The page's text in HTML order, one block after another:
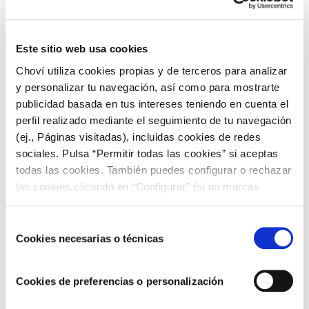
Este sitio web usa cookies
Choví utiliza cookies propias y de terceros para analizar
y personalizar tu navegación, así como para mostrarte
publicidad basada en tus intereses teniendo en cuenta el
perfil realizado mediante el seguimiento de tu navegación
(ej., Páginas visitadas), incluidas cookies de redes
sociales. Pulsa “Permitir todas las cookies” si aceptas
todas las cookies. También puedes configurar o rechazar
las cookies clicando en “Configurar” (si no marcas
COOKIES.
deCookies necesarias o técnicas
Cookies de preferencias o personalización
sobre las patatas horneadas en la
bandeja.
Vierte la salsa verde previamente
preparadasobre los filetes de lubina y
las patatas.
Hornea durante otros 10-15
cocida y las patatas estén tiernas.
Y con esto ya tendrías otra versión de tu exquisita
lubina en salsa verde, pero además con unas deliciosas